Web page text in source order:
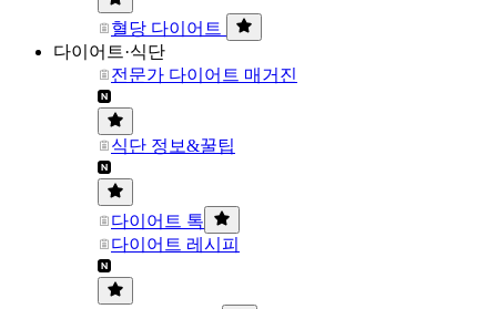
혈당 다이어트
다이어트·식단
전문가 다이어트 매거진
식단 정보&꿀팁
다이어트 톡
다이어트 레시피